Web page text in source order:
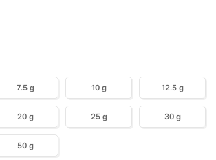
7.5 g 10 g 12.5 g
20 g 25 g 30 g
50 g